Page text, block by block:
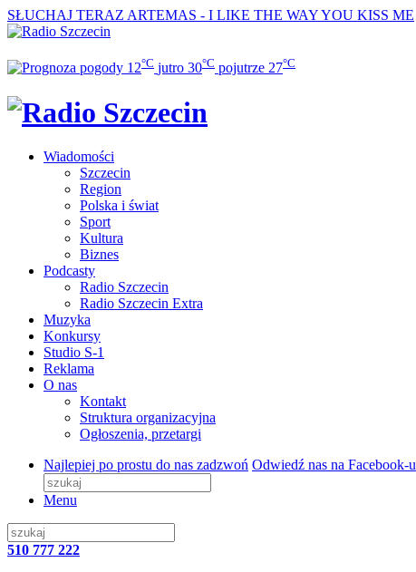
SŁUCHAJ TERAZ ARTEMAS - I LIKE THE WAY YOU KISS ME
12°C jutro 30°C pojutrze 27°C
Wiadomości
Szczecin
Region
Polska i świat
Sport
Kultura
Biznes
Podcasty
Radio Szczecin
Radio Szczecin Extra
Muzyka
Konkursy
Studio S-1
Reklama
O nas
Kontakt
Struktura organizacyjna
Ogłoszenia, przetargi
Najlepiej po prostu do nas zadzwoń Odwiedź nas na Facebook-u
Menu
510 777 222